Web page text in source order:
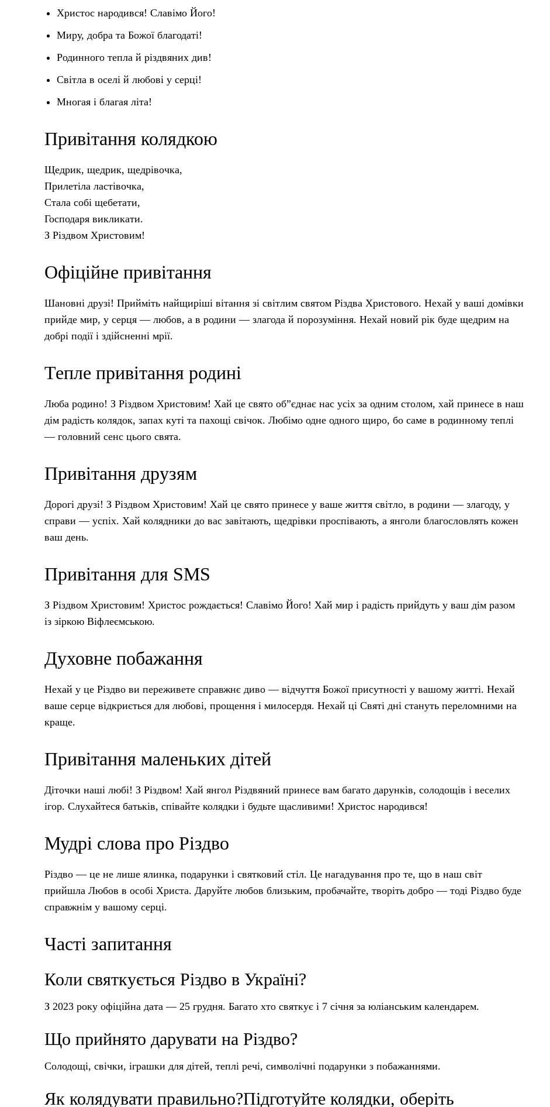
Христос народився! Славімо Його!
Миру, добра та Божої благодаті!
Родинного тепла й різдвяних див!
Світла в оселі й любові у серці!
Многая і благая літа!
Привітання колядкою
Щедрик, щедрик, щедрівочка,
Прилетіла ластівочка,
Стала собі щебетати,
Господаря викликати.
З Різдвом Христовим!
Офіційне привітання
Шановні друзі! Прийміть найщиріші вітання зі світлим святом Різдва Христового. Нехай у ваші домівки
прийде мир, у серця — любов, а в родини — злагода й порозуміння. Нехай новий рік буде щедрим на
добрі події і здійсненні мрії.
Тепле привітання родині
Люба родино! З Різдвом Христовим! Хай це свято об”єднає нас усіх за одним столом, хай принесе в наш
дім радість колядок, запах куті та пахощі свічок. Любімо одне одного щиро, бо саме в родинному теплі
— головний сенс цього свята.
Привітання друзям
Дорогі друзі! З Різдвом Христовим! Хай це свято принесе у ваше життя світло, в родини — злагоду, у
справи — успіх. Хай колядники до вас завітають, щедрівки проспівають, а янголи благословлять кожен
ваш день.
Привітання для SMS
З Різдвом Христовим! Христос рождається! Славімо Його! Хай мир і радість прийдуть у ваш дім разом
із зіркою Віфлеємською.
Духовне побажання
Нехай у це Різдво ви переживете справжнє диво — відчуття Божої присутності у вашому житті. Нехай
ваше серце відкриється для любові, прощення і милосердя. Нехай ці Святі дні стануть переломними на
краще.
Привітання маленьких дітей
Діточки наші любі! З Різдвом! Хай янгол Різдвяний принесе вам багато дарунків, солодощів і веселих
ігор. Слухайтеся батьків, співайте колядки і будьте щасливими! Христос народився!
Мудрі слова про Різдво
Різдво — це не лише ялинка, подарунки і святковий стіл. Це нагадування про те, що в наш світ
прийшла Любов в особі Христа. Даруйте любов близьким, пробачайте, творіть добро — тоді Різдво буде
справжнім у вашому серці.
Часті запитання
Коли святкується Різдво в Україні?
З 2023 року офіційна дата — 25 грудня. Багато хто святкує і 7 січня за юліанським календарем.
Що прийнято дарувати на Різдво?
Солодощі, свічки, іграшки для дітей, теплі речі, символічні подарунки з побажаннями.
Як колядувати правильно?Підготуйте колядки, оберіть